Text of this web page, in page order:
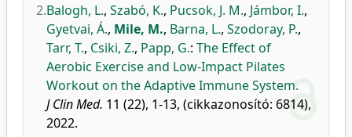
2.Balogh, L., Szabó, K., Pucsok, J. M., Jámbor, I.,
Gyetvai, Á., Mile, M., Barna, L., Szodoray, P.,
Tarr, T., Csiki, Z., Papp, G.: The Effect of
Aerobic Exercise and Low-Impact Pilates
Workout on the Adaptive Immune System.
J Clin Med. 11 (22), 1-13, (cikkazonosító: 6814),
2022.